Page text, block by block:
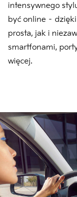
intensywnego
być online –
prosta, jak i
smartfonami,
więcej.